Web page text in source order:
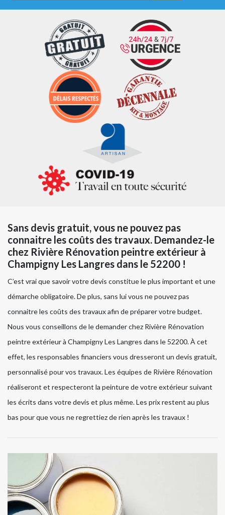
Sans devis gratuit, vous ne pouvez pas
connaitre les coûts des travaux. Demandez-le
chez Rivière Rénovation peintre extérieur à
Champigny Les Langres dans le 52200 !
C’est vrai que savoir votre devis constitue le plus important et une
démarche obligatoire. De plus, sans lui vous ne pouvez pas
connaitre les coûts des travaux afin de préparer votre budget.
Nous vous conseillons de le demander chez Rivière Rénovation
peintre extérieur à Champigny Les Langres dans le 52200. À cet
effet, les responsables financiers vous dresseront un devis gratuit,
personnalisé pour vos travaux. Les équipes de Rivière Rénovation
réaliseront et respecteront la peinture de votre extérieur suivant
les écrits dans votre devis et plus même. Les prix restent au plus
bas pour que vous ne regrettiez de rien après les travaux !